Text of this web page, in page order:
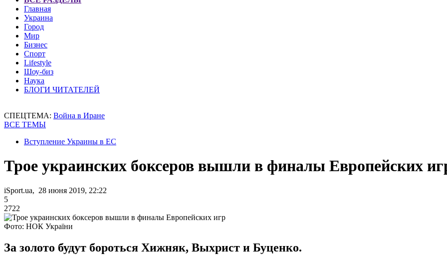
Главная
Украина
Город
Мир
Бизнес
Спорт
Lifestyle
Шоу-биз
Наука
БЛОГИ ЧИТАТЕЛЕЙ
СПЕЦТЕМА: Война в Иране
ВСЕ ТЕМЫ
Вступление Украины в ЕС
Трое украинских боксеров вышли в финалы Европейских
iSport.ua, 28 июня 2019, 22:22
5
2722
Фото: НОК України
За золото будут бороться Хижняк, Выхрист и Буценко.